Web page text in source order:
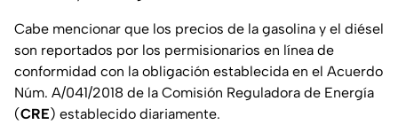
Cabe mencionar que los precios de la gasolina y el diésel
son reportados por los permisionarios en línea de
conformidad con la obligación establecida en el Acuerdo
Núm. A/041/2018 de la Comisión Reguladora de Energía
(CRE) establecido diariamente.